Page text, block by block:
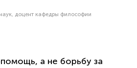
доцент кафедры философии
а не борьбу за